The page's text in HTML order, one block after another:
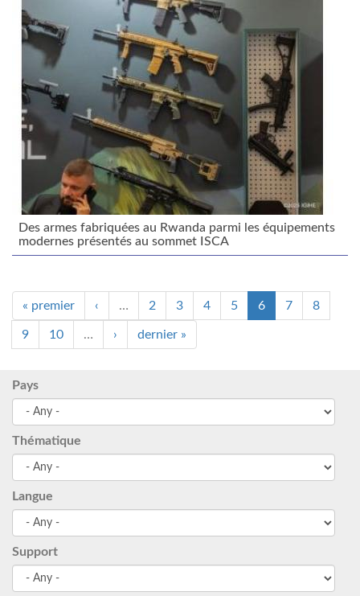
Des armes fabriquées au Rwanda parmi les équipements
modernes présentés au sommet ISCA
« premier ‹ … 2 3 4 5 6 7 8
9 10 … › dernier »
Pays
Thématique
Langue
Support